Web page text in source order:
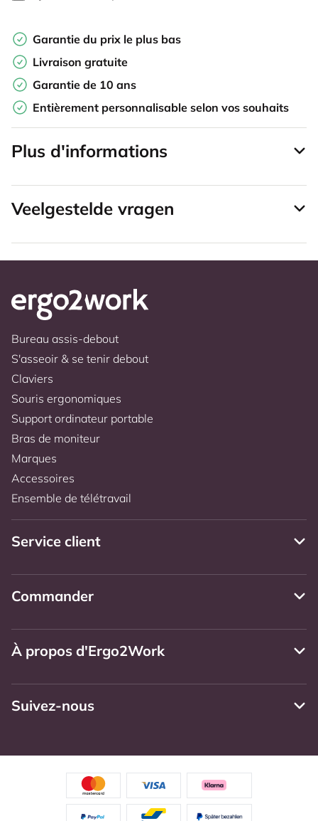
Garantie du prix le plus bas
Livraison gratuite
Garantie de 10 ans
Entièrement personnalisable selon vos souhaits
Plus d'informations
Veelgestelde vragen
Bureau assis-debout
S'asseoir & se tenir debout
Claviers
Souris ergonomiques
Support ordinateur portable
Bras de moniteur
Marques
Accessoires
Ensemble de télétravail
Service client
Commander
À propos d'Ergo2Work
Suivez-nous